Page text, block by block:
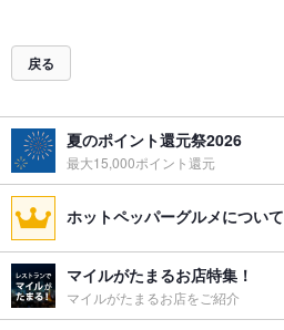
戻る
夏のポイント還元祭2026
最大15,000ポイント還元
ホットペッパーグルメについて
マイルがたまるお店特集！
マイルがたまるお店をご紹介